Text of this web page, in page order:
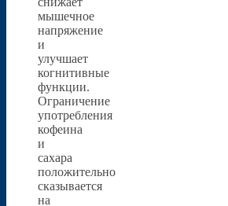
мышечное
напряжение
и
улучшает
когнитивные
функции.
Ограничение
употребления
кофеина
и
сахара
положительно
сказывается
на